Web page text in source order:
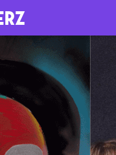
RADIO
Playlists
Podcasts